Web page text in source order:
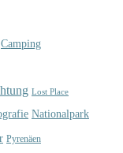
Camping
Lost Place
Nationalpark
Pyrenäen